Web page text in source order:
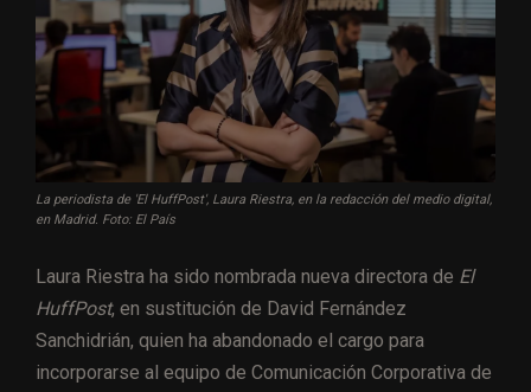
La periodista de 'El HuffPost', Laura Riestra, en la redacción del medio digital,
en Madrid. Foto: El País
Laura Riestra ha sido nombrada nueva directora de El
HuffPost, en sustitución de David Fernández
Sanchidrián, quien ha abandonado el cargo para
incorporarse al equipo de Comunicación Corporativa de